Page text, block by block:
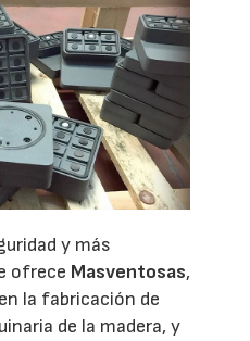
y más
ofrece Masventosas,
la fabricación de
de la madera, y